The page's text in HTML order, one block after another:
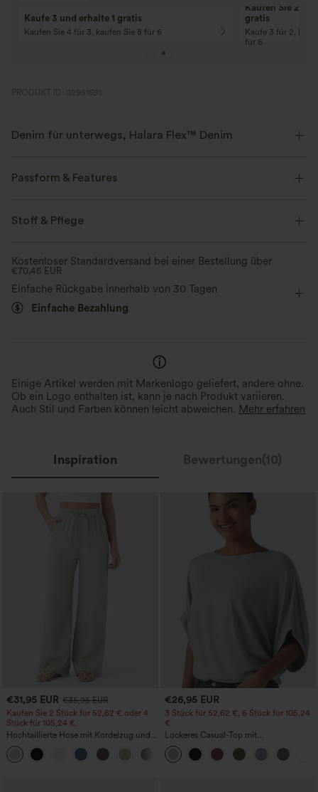
Kaufe 3 und erhalte 1 gratis
Kaufen Sie 4 für 3, kaufen Sie 8 für 6
Kaufen Sie 2
gratis
Kaufe 3 für 2,
für 6
PRODUKT ID: 02951691
Denim für unterwegs, Halara Flex™ Denim
gibt dir die Dehnbarkeit und Weichheit, die du brauchst, um dich
uneingeschränkt bewegen zu können.
Vier-Wege-Stretch
bequem wie Leggings Leichtgewichtig
Passform & Features
Hohe Dehnung
Stoff & Pflege
Kostenloser Standardversand bei einer Bestellung über
€70,46 EUR
Einfache Rückgabe innerhalb von 30 Tagen
Einfache Bezahlung
Einige Artikel werden mit Markenlogo geliefert, andere ohne.
Ob ein Logo enthalten ist, kann je nach Produkt variieren.
Auch Stil und Farben können leicht abweichen. Mehr erfahren
Inspiration Bewertungen(10)
€31,95 EUR €35,95 EUR
Kaufen Sie 2 Stück für 52,62 € oder 4
Stück für 105,24 €.
Hochtaillierte Hose mit Kordelzug und
Taschen, weitem Bein, lässig und locker
in Leinenoptik
+15
€26,95 EUR
3 Stück für 52,62 €, 6 Stück für 105,24
€
Lockeres Casual-Top mit
Rundhalsausschnitt und
Fledermausärmeln